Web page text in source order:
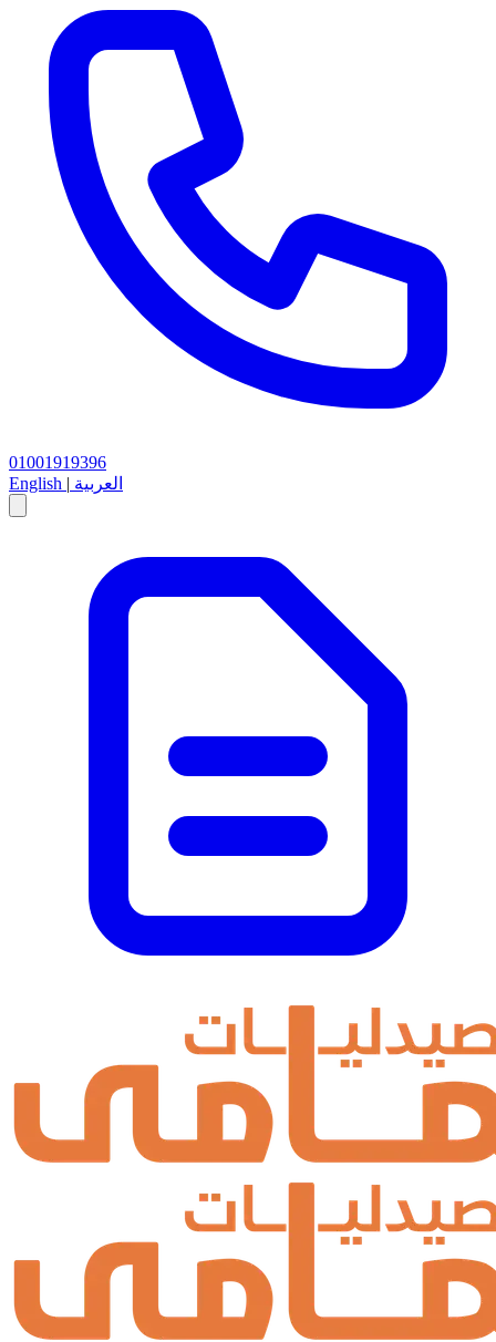
01001919396
English | العربية